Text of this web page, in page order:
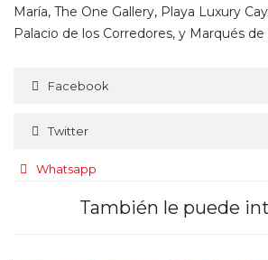
María, The One Gallery, Playa Luxury
Palacio de los Corredores, y Marqués de
Facebook
Twitter
Whatsapp
También le puede